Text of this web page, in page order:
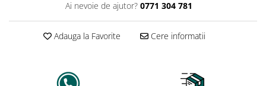
Ai nevoie de ajutor? 0771 304 781
Adauga la Favorite Cere informatii